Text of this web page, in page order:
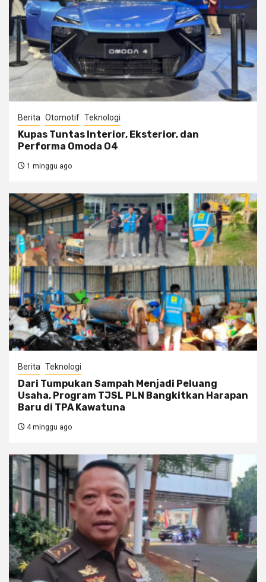
Berita Otomotif Teknologi
Kupas Tuntas Interior, Eksterior, dan
Performa Omoda O4
1 minggu ago
Berita Teknologi
Dari Tumpukan Sampah Menjadi Peluang
Usaha, Program TJSL PLN Bangkitkan Harapan
Baru di TPA Kawatuna
4 minggu ago